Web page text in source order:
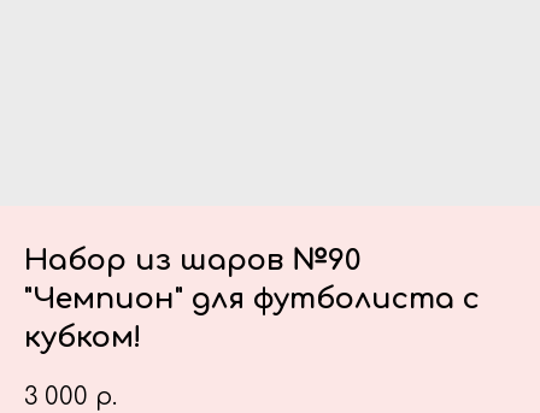
Набор из шаров №90
"Чемпион" для футболиста с
кубком!
3 000 р.